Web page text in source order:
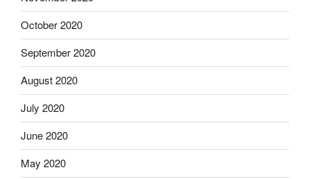
October 2020
September 2020
August 2020
July 2020
June 2020
May 2020